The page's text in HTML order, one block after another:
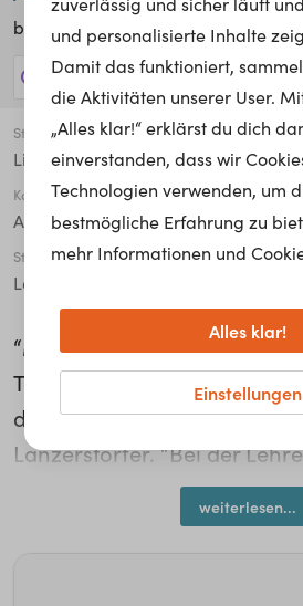
bei Rosenbauer International AG
82 Jobs anzeigen!
Stadt
Linz
Karriere Level
Auszubildender*e / Lehrling /
Studiengang
Lehre/Ausbildung
“Mein größter Wunsch ist,
Tag, wenn ich am Abend ins
denk’, der Tag hat Sinn
Lanzerstorfer. “Bei der
an, dass man ruhig und
heißt, man muss jede Arbeit
weiterlesen...
und personalisierte Inhalte
Damit das funktioniert,
die Aktivitäten unserer User.
„Alles klar!“ erklärst du dich
einverstanden, dass wir
Technologien verwenden, um
bestmögliche Erfahrung zu
mehr Informationen und
Einstellungen
Alles klar!